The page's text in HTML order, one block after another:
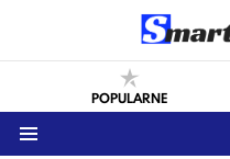
POPULARNE